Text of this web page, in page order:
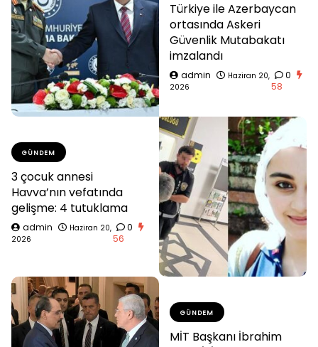
Türkiye ile Azerbaycan
ortasında Askeri
Güvenlik Mutabakatı
imzalandı
admin
Haziran 20,
2026
0
58
GÜNDEM
3 çocuk annesi
Havva’nın vefatında
gelişme: 4 tutuklama
admin
Haziran 20,
2026
0
56
GÜNDEM
MİT Başkanı İbrahim